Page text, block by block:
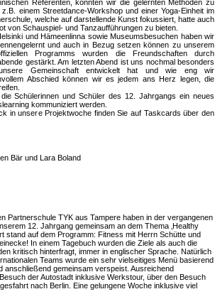
Referenten, konnten wir die gelernten Methoden zu
einem Streetdance-Workshop und einer Yoga-Einheit im
welche auf darstellende Kunst fokussiert, hatte auch
von Schauspiel- und Tanzaufführungen zu bieten.
und Hämeenlinna sowie Museumsbesuchen haben wir
und auch in Bezug setzen können zu unserem
Programms wurden die Freundschaften durch
gestärkt. Am letzten Abend ist uns nochmal besonders
Gemeinschaft entwickelt hat und wie eng wir
Abschied können wir es jedem ans Herz legen, die
Schülerinnen und Schüler des 12. Jahrgangs ein neues
kommuniziert werden.
in unsere Projektwoche finden Sie auf Taskcards über den
Bär und Lara Boland
Partnerschule TYK aus Tampere haben in der vergangenen
12. Jahrgang gemeinsam an dem Thema ‚Healthy
stand auf dem Programm: Fitness mit Herrn Schütte und
In einem Tagebuch wurden die Ziele als auch die
kritisch hinterfragt, immer in englischer Sprache. Natürlich
Teams wurde ein sehr vielseitiges Menü basierend
anschließend gemeinsam verspeist. Ausreichend
der Autostadt inklusive Werkstour, über den Besuch
nach Berlin. Eine gelungene Woche inklusive viel